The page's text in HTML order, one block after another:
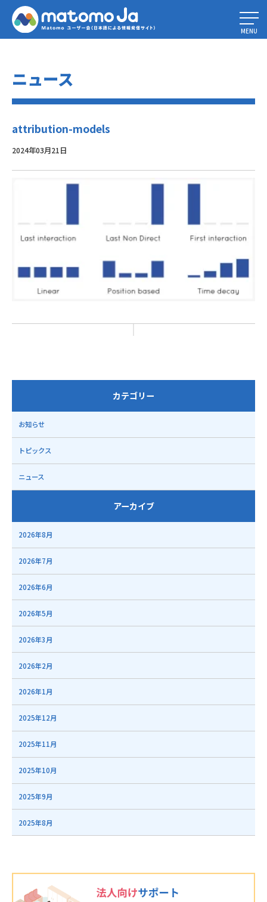
Home»
2024年、最高のマーケティング・アトリビューション・ソフトウ
ェア7選» attribution-models
MENU
ニュース
attribution-models
2024年03月21日
カテゴリー
お知らせ
トピックス
ニュース
アーカイブ
2026年8月
2026年7月
2026年6月
2026年5月
2026年3月
2026年2月
2026年1月
2025年12月
2025年11月
2025年10月
2025年9月
2025年8月